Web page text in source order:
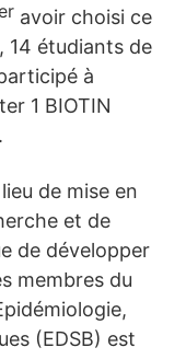
avoir choisi ce
14 étudiants de
à
1 BIOTIN
de mise en
et de
de développer
membres du
(EDSB) est